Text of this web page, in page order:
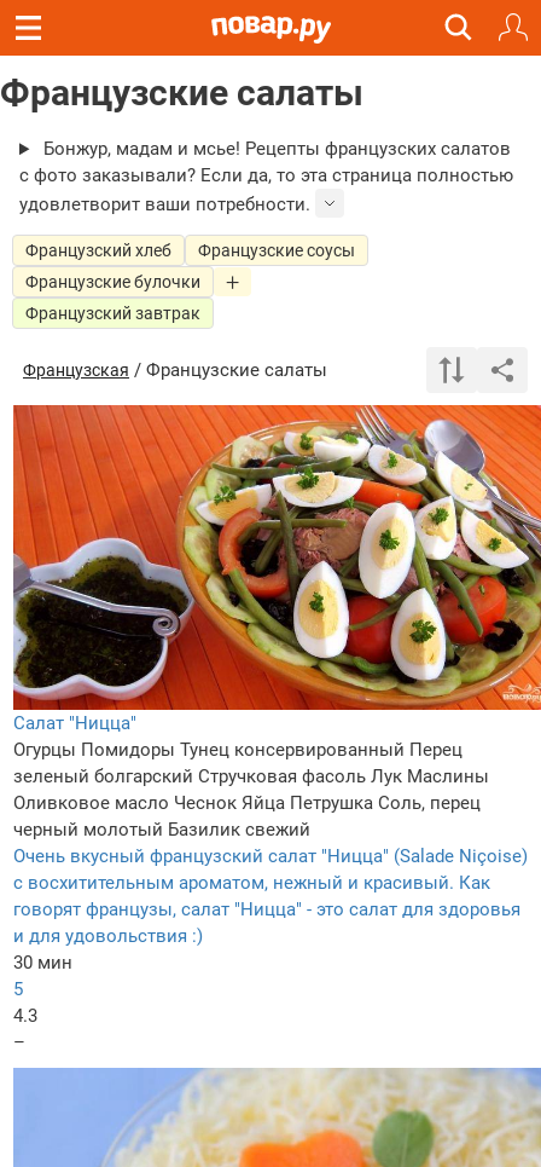
Французские салаты
Бонжур, мадам и мсье! Рецепты французских салатов
с фото заказывали? Если да, то эта страница полностью
удовлетворит ваши потребности.
Французский хлеб
Французские соусы
Французские булочки
Французский завтрак
Французская / Французские салаты
Салат "Ницца"
Огурцы Помидоры Тунец консервированный Перец
зеленый болгарский Стручковая фасоль Лук Маслины
Оливковое масло Чеснок Яйца Петрушка Соль, перец
черный молотый Базилик свежий
Очень вкусный французский салат "Ницца" (Salade Niçoise)
с восхитительным ароматом, нежный и красивый. Как
говорят французы, салат "Ницца" - это салат для здоровья
и для удовольствия :)
30 мин
5
4.3
–